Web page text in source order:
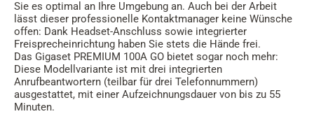
Sie es optimal an Ihre Umgebung an. Auch bei der Arbeit
lässt dieser professionelle Kontaktmanager keine Wünsche
offen: Dank Headset-Anschluss sowie integrierter
Freisprecheinrichtung haben Sie stets die Hände frei.
Das Gigaset PREMIUM 100A GO bietet sogar noch mehr:
Diese Modellvariante ist mit drei integrierten
Anrufbeantwortern (teilbar für drei Telefonnummern)
ausgestattet, mit einer Aufzeichnungsdauer von bis zu 55
Minuten.